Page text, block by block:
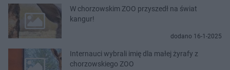
W chorzowskim ZOO przyszedł na świat
kangur!
dodano 16-1-2025
Internauci wybrali imię dla małej żyrafy z
chorzowskiego ZOO